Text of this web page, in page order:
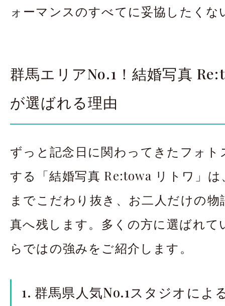
ォーマンスのすべてに妥協したくな
群馬エリアNo.1！結婚写真
が選ばれる理由
ずっと記念日に関わってきたフォト
する「結婚写真 Re:towa リトワ」
までこだわり抜き、お二人だけの
真へ残します。多くの方に選ばれて
らではの強みをご紹介します。
1. 群馬県人気No.1スタジオによ